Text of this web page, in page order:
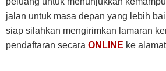
jalan untuk masa depan yang lebih
siap silahkan mengirimkan lamaran
pendaftaran secara ONLINE ke